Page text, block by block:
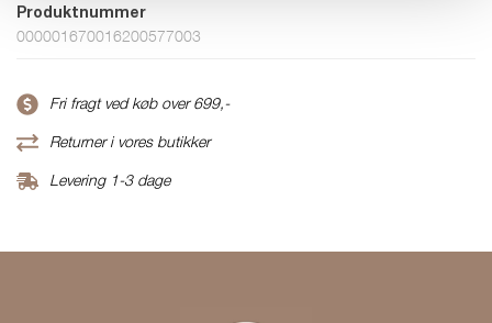
Produktnummer
000001670016200577003
Fri fragt ved køb over 699,-
Returner i vores butikker
Levering 1-3 dage